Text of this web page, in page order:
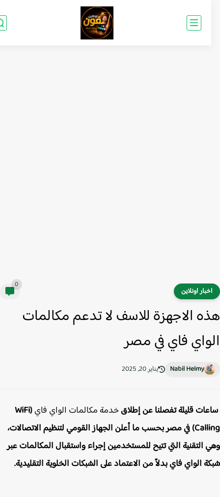
اونلاين
الاجهزة للاسف لا تدعم مكالمات
فاي في مصر
Nabil Helmy يناير 20, 2025
قليلة تفصلنا عن إطلاقخدمة مكالمات الواي فاي (WiFi
Calling) في مصر بحسب ما أعلن الجهاز القومي لتنظيم الاتصالات،
التقنية التي تتيح للمستخدمين إجراء واستقبال المكالمات عبر
الواي فاي بدلاً من الاعتماد على الشبكات الخلوية التقليدية.